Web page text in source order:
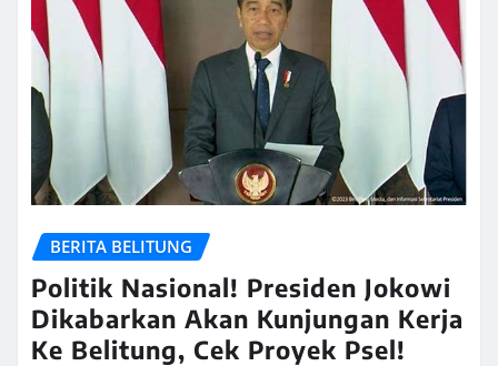
BERITA BELITUNG
Politik Nasional! Presiden Jokowi
Dikabarkan Akan Kunjungan Kerja
Ke Belitung, Cek Proyek Psel!